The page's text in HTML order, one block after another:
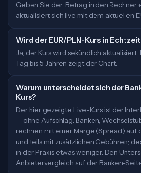
Geben Sie den Betrag in den Rechner
aktualisiert sich live mit dem aktuellen
Wird der EUR/PLN-Kurs in
Ja, der Kurs wird sekündlich aktualisiert.
Tag bis 5 Jahren zeigt der Chart.
Warum unterscheidet sich der
Kurs?
Der hier gezeigte Live-Kurs ist der
— ohne Aufschlag. Banken,
rechnen mit einer Marge (Spread) auf
und teils mit zusätzlichen Gebühren;
in der Praxis etwas weniger. Den
Anbietervergleich auf der Banken-